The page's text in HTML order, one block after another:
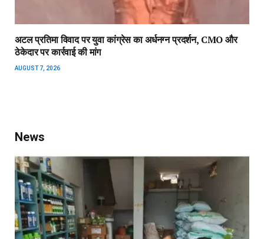
अटल प्रतिमा विवाद पर युवा कांग्रेस का अर्धनग्न प्रदर्शन, CMO और
ठेकेदार पर कार्रवाई की मांग
AUGUST 7, 2026
News